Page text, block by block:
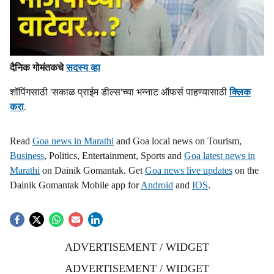
दैनिक गोमंतकचेसदस्य व्हा
शॉपिंगसाठी 'सकाळ प्राईम डील्स'च्या भन्नाट ऑफर्स पाहण्यासाठीक्लिक
करा.
Read Goa news in Marathi and Goa local news on Tourism,
Business, Politics, Entertainment, Sports and Goa latest news in
Marathi on Dainik Gomantak. Get Goa news live updates on the
Dainik Gomantak Mobile app forAndroid and IOS.
ADVERTISEMENT / WIDGET
ADVERTISEMENT / WIDGET